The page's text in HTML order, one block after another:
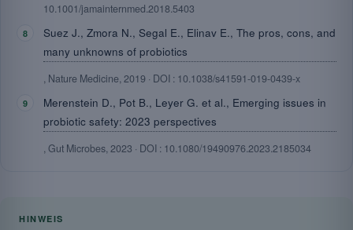
10.1001/jamainternmed.2018.5403
Suez J., Zmora N., Segal E., Elinav E., The pros, cons, and
many unknowns of probiotics
, Nature Medicine, 2019 · DOI : 10.1038/s41591-019-0439-x
Merenstein D., Pot B., Leyer G. et al., Emerging issues in
probiotic safety: 2023 perspectives
, Gut Microbes, 2023 · DOI : 10.1080/19490976.2023.2185034
HINWEIS